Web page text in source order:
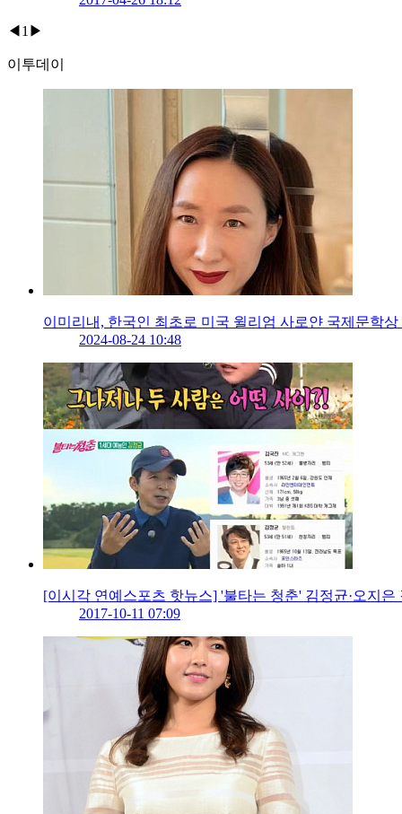
◀ 1 ▶
이투데이
이미리내, 한국인 최초로 미국 윌리엄 사로얀 국제문학상
2024-08-24 10:48
[이시각 연예스포츠 핫뉴스] '불타는 청춘' 김정균·오지
2017-10-11 07:09